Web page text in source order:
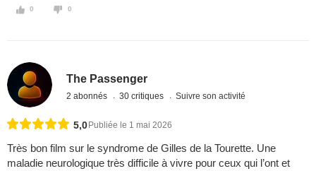
0 0
The Passenger
2 abonnés 30 critiques Suivre son activité
5,0 Publiée le 1 mai 2026
Très bon film sur le syndrome de Gilles de la Tourette. Une
maladie neurologique très difficile à vivre pour ceux qui l’ont et